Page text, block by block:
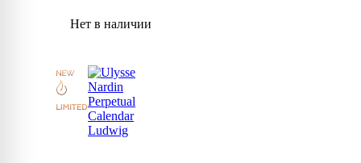
Нет в наличии